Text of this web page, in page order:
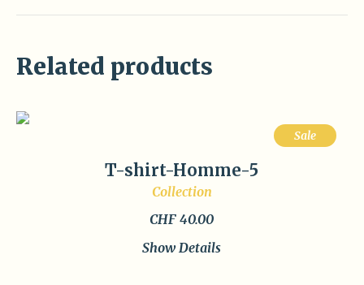
Related products
Sale
T-shirt-Homme-5
Collection
CHF 40.00
Show Details